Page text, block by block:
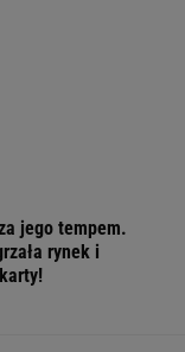
jego tempem.
rynek i